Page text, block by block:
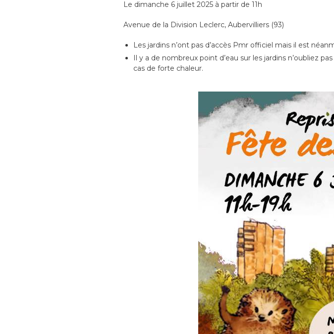
Le dimanche 6 juillet 2025 à partir de 11h
Avenue de la Division Leclerc, Aubervilliers (93)
Les jardins n’ont pas d’accès Pmr officiel mais il est
Il y a de nombreux point d’eau sur les jardins n’oubliez
cas de forte chaleur.